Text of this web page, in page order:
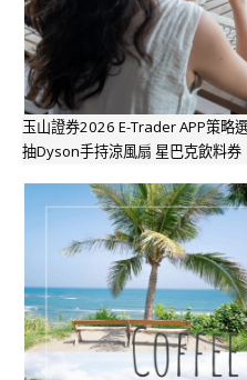
玉山證券2026 E-Trader APP策略
抽Dyson手持涼風扇 星巴克飲料券